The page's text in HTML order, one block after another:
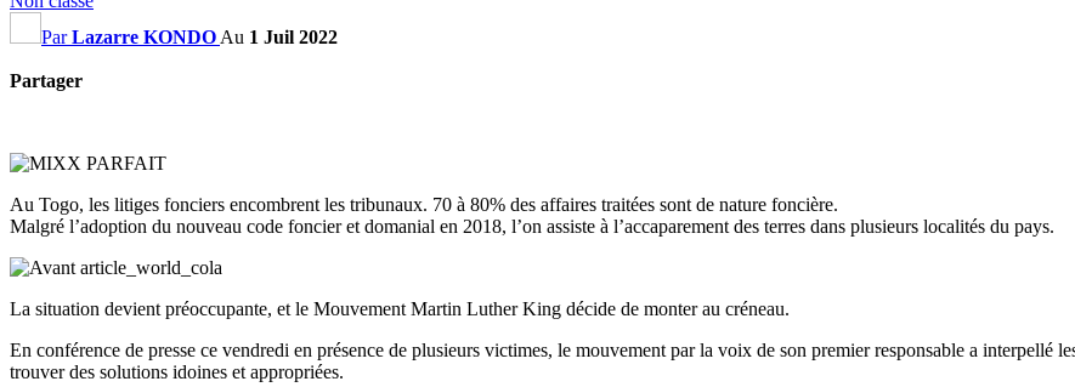
ParLazarre KONDO Au 1 Juil 2022
Partager
Au Togo, les litiges fonciers encombrent les tribunaux. 70 à 80% des affaires traitées sont de nature foncière.
Malgré l’adoption du nouveau code foncier et domanial en 2018, l’on assiste à l’accaparement des terres dans plusieurs localités du pays.
La situation devient préoccupante, et le Mouvement Martin Luther King décide de monter au créneau.
En conférence de presse ce vendredi en présence de plusieurs victimes, le mouvement par la voix de son premier responsable a interpellé
trouver des solutions idoines et appropriées.